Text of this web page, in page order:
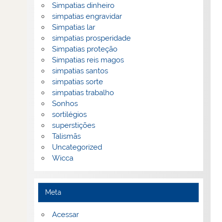
Simpatias dinheiro
simpatias engravidar
Simpatias lar
simpatias prosperidade
Simpatias proteção
Simpatias reis magos
simpatias santos
simpatias sorte
simpatias trabalho
Sonhos
sortilégios
superstições
Talismãs
Uncategorized
Wicca
Meta
Acessar